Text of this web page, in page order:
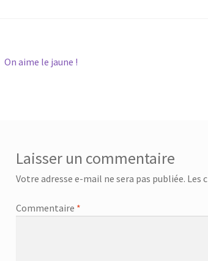
Article
On aime le jaune !
Laisser un commentaire
Votre adresse e-mail ne sera pas publiée. Les
Commentaire *